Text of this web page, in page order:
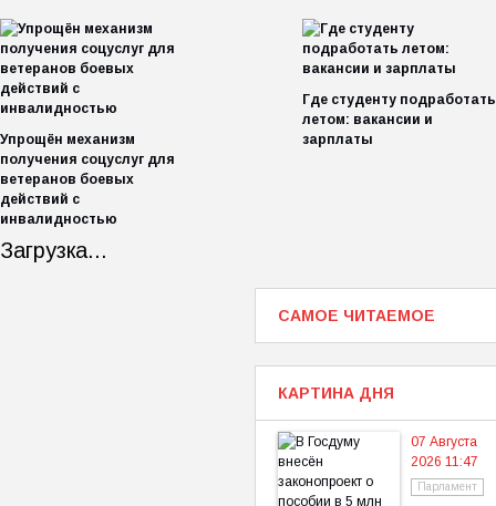
Упрощён механизм
получения соцуслуг для
ветеранов боевых
действий с
инвалидностью
Где студенту подработать
летом: вакансии и
зарплаты
Загрузка...
САМОЕ ЧИТАЕМОЕ
КАРТИНА ДНЯ
07 Августа
2026 11:47
Парламент